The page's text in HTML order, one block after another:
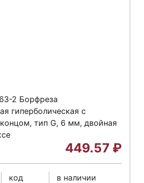
2 Борфреза
гиперболическая с
тип G, 6 мм, двойная
449.57 ₽
код
в наличии